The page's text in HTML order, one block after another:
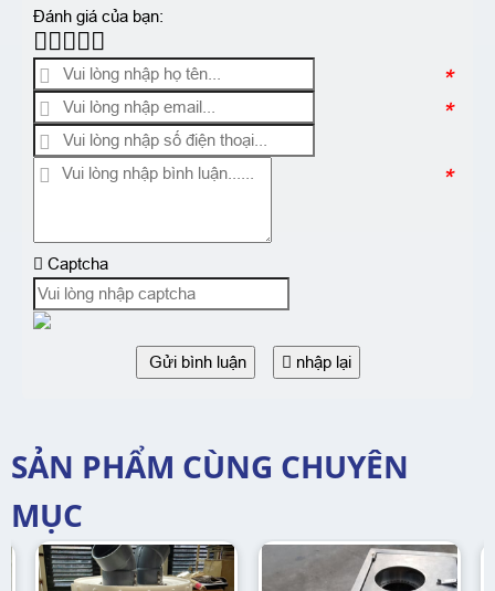
Đánh giá của bạn:
*
*
*
Captcha
Gửi bình luận nhập lại
SẢN PHẨM CÙNG CHUYÊN
MỤC